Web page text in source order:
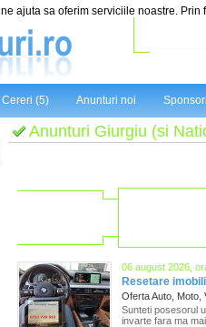
ne ajuta sa oferim serviciile noastre.
Cereri (5) Anunturi noi
Anunturi Giurgiu (si
06 august 2026,
Resetare
Oferta Auto, Moto,
Sunteti posesorul
invarte fara ma